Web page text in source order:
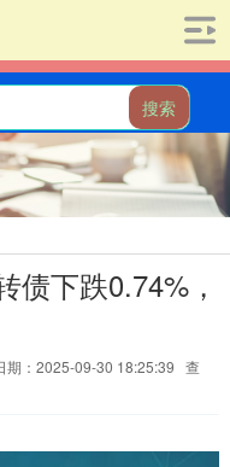
搜索
债下跌0.74%，
期：2025-09-30 18:25:39 查